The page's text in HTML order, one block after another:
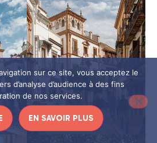
sur ce site, vous acceptez le
d’analyse d’audience à des fins
de nos services.
EN SAVOIR PLUS